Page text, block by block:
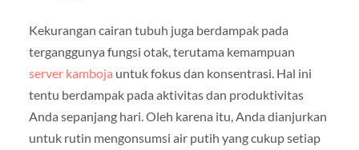
Kekurangan cairan tubuh juga berdampak pada
terganggunya fungsi otak, terutama kemampuan
server kamboja untuk fokus dan konsentrasi. Hal ini
tentu berdampak pada aktivitas dan produktivitas
Anda sepanjang hari. Oleh karena itu, Anda dianjurkan
untuk rutin mengonsumsi air putih yang cukup setiap